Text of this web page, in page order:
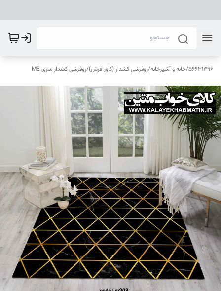
56631396
/خانه و آشپزخانه/روفرشی کشدار (کاور فرش)/روفرشی کشدار سری ME